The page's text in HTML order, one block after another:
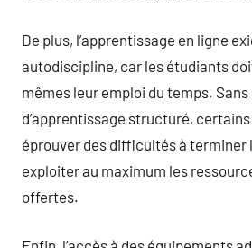
De plus, l’apprentissage en ligne
autodiscipline, car les étudiants
mêmes leur emploi du temps. Sans
d’apprentissage structuré,
éprouver des difficultés à terminer
exploiter au maximum les
offertes.